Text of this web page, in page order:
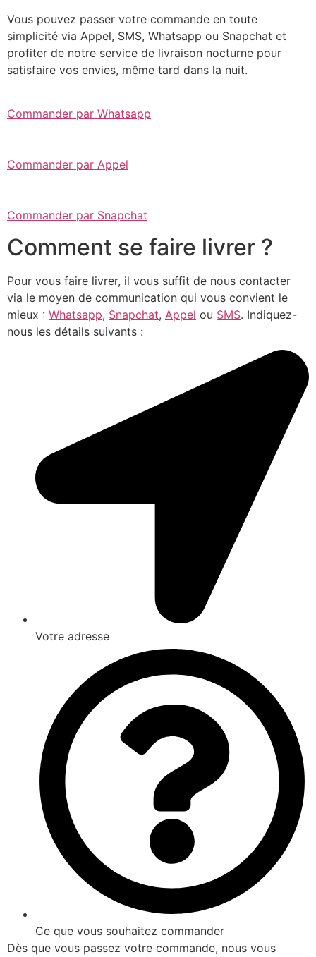
Vous pouvez passer votre commande en toute
simplicité via Appel, SMS, Whatsapp ou Snapchat et
profiter de notre service de livraison nocturne pour
satisfaire vos envies, même tard dans la nuit.
Commander par Whatsapp
Commander par Appel
Commander par Snapchat
Comment se faire livrer ?
Pour vous faire livrer, il vous suffit de nous contacter
via le moyen de communication qui vous convient le
mieux : Whatsapp, Snapchat, Appel ou SMS. Indiquez-
nous les détails suivants :
Votre adresse
Ce que vous souhaitez commander
Dès que vous passez votre commande, nous vous